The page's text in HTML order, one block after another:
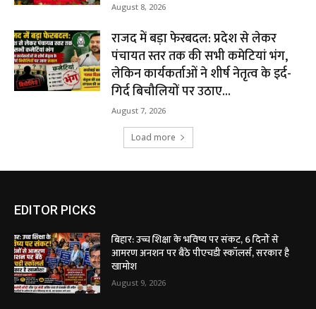
August 8, 2026
राजद में बड़ा फेरबदल: प्रदेश से लेकर
पंचायत स्तर तक की सभी कमेटियां भंग,
लेकिन कार्यकर्ताओं ने शीर्ष नेतृत्व के इर्द-
गिर्द बिचौलियों पर उठाए...
August 7, 2026
Load more
EDITOR PICKS
बिहार: उच्च शिक्षा के भविष्य पर संकट, 6 दिनों से
आमरण अनशन पर बैठे पीएचडी स्कॉलर्स, सरकार है
खामोश
August 9, 2026